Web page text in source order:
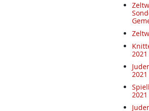
2021
2021
2021